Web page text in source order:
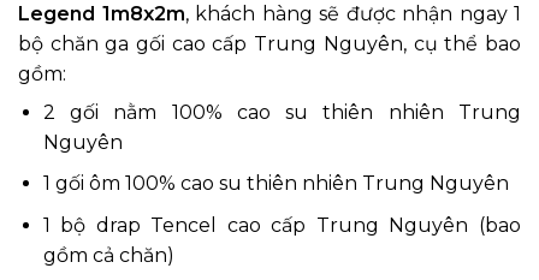
Legend 1m8x2m, khách hàng sẽ được nhận ngay 1
bộ chăn ga gối cao cấp Trung Nguyên, cụ thể bao
gồm:
2 gối nằm 100% cao su thiên nhiên Trung
Nguyên
1 gối ôm 100% cao su thiên nhiên Trung Nguyên
1 bộ drap Tencel cao cấp Trung Nguyên (bao
gồm cả chăn)